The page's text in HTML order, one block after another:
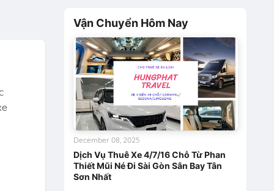
Vận Chuyển Hôm Nay
Dịch Vụ Thuê Xe 4/7/16 Chỗ Từ Phan
Thiết Mũi Né Đi Sài Gòn Sân Bay Tân
Sơn Nhất
December 08, 2025